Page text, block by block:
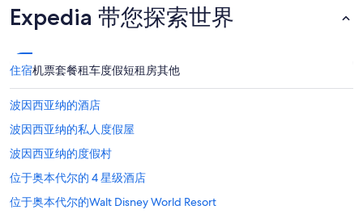
Expedia 带您探索世界
住宿机票套餐租车度假短租房其他
波因西亚纳的酒店
波因西亚纳的私人度假屋
波因西亚纳的度假村
位于奥本代尔的 4 星级酒店
位于奥本代尔的Walt Disney World Resort